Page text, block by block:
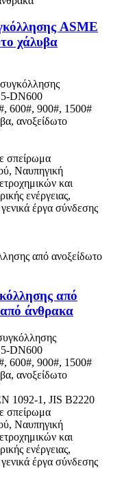
ASME
χάλυβα
DN600
600#, 900#, 1500#
ανοξείδωτο
σπείρωμα
Ναυπηγική
και
ενέργειας,
έργα σύνδεσης
από
άνθρακα
DN600
600#, 900#, 1500#
ανοξείδωτο
1092-1, JIS B2220
σπείρωμα
Ναυπηγική
και
ενέργειας,
έργα σύνδεσης